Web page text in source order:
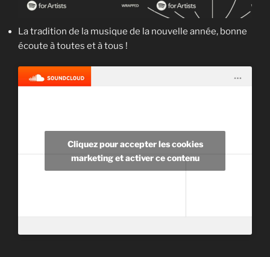
La tradition de la musique de la nouvelle année, bonne
écoute à toutes et à tous !
Cliquez pour accepter les cookies
marketing et activer ce contenu